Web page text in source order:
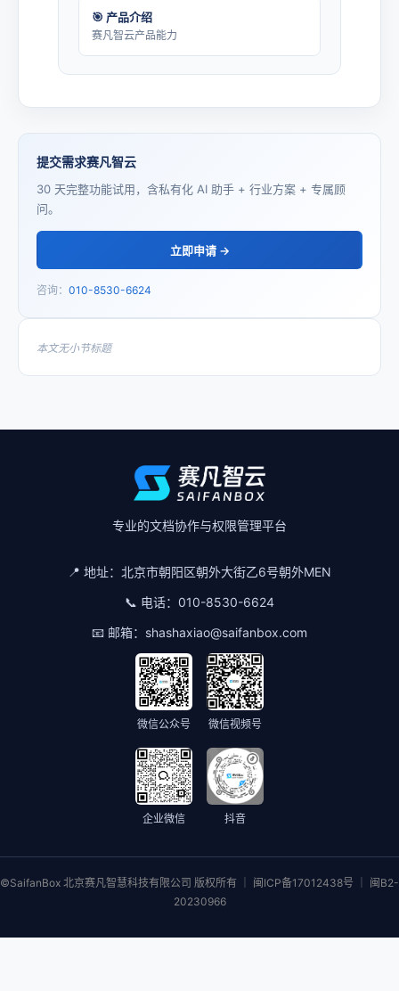
🎯 产品介绍
赛凡智云产品能力
提交需求赛凡智云
30 天完整功能试用，含私有化 AI 助手 + 行业方案 + 专属顾
问。
立即申请 →
咨询： 010-8530-6624
本文无小节标题
专业的文档协作与权限管理平台
📍 地址： 北京市朝阳区朝外大街乙6号朝外MEN
📞 电话： 010-8530-6624
📧 邮箱： shashaxiao@saifanbox.com
微信公众号 微信视频号
企业微信 抖音
©SaifanBox 北京赛凡智慧科技有限公司 版权所有 ｜ 闽ICP备17012438号 ｜ 闽B2-
20230966